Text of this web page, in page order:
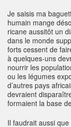
Je saisis ma
humain mange
ricane aussitôt un
dans le monde
forts cessent de
à quelques-uns
nourrir les
ou les légumes
d’autres pays
devraient
formaient la base
Il faudrait aussi